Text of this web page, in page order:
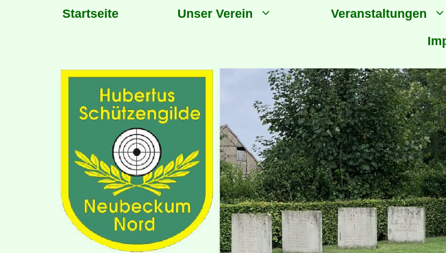
Startseite Unser Verein Veranstaltungen